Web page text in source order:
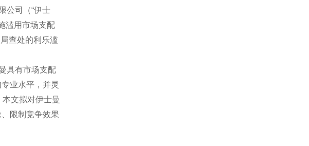
公司（“伊士
滥用市场支配
查处的利乐滥
具有市场支配
业水平，并灵
文拟对伊士曼
限制竞争效果